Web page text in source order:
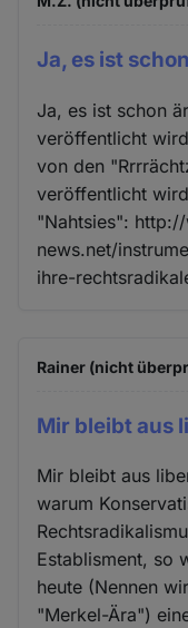
Ja, es ist
Ja, es ist schon
veröffentlicht
von den
veröffentlicht
"Nahtsies":
news.net/
ihre-
Rainer (nicht
Mir bleibt aus
Mir bleibt aus
warum
Establisment, so
heute (Nennen
"Merkel-Ära")